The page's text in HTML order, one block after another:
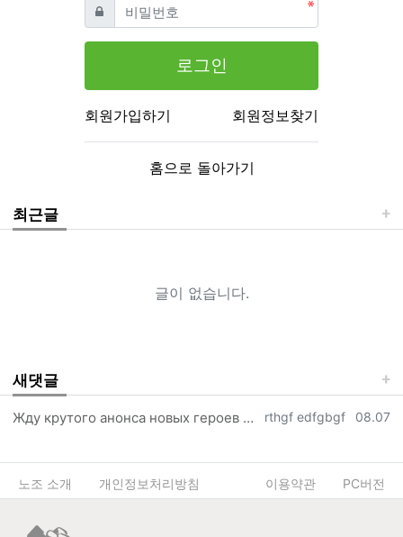
비밀번호필수
로그인
회원가입하기 회원정보찾기
홈으로 돌아가기
최근글
글이 없습니다.
새댓글
등록자
rthgf edfgbgf 등록일
08.07
Жду крутого анонса новых героев прямо на турнире. https://link.vitangon.com/mary…
노조 소개 개인정보처리방침 이용약관 PC버전